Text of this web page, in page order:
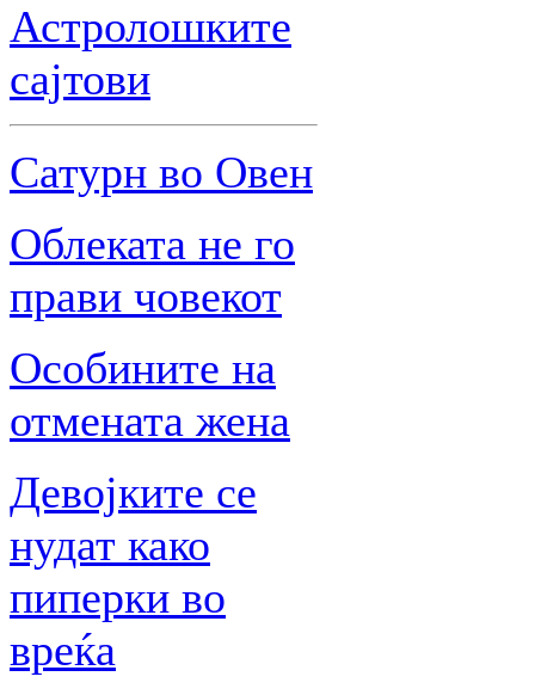
Астролошките
сајтови
Сатурн во Овен
Облеката не го
прави човекот
Особините на
отмената жена
Девојките се
нудат како
пиперки во
вреќа